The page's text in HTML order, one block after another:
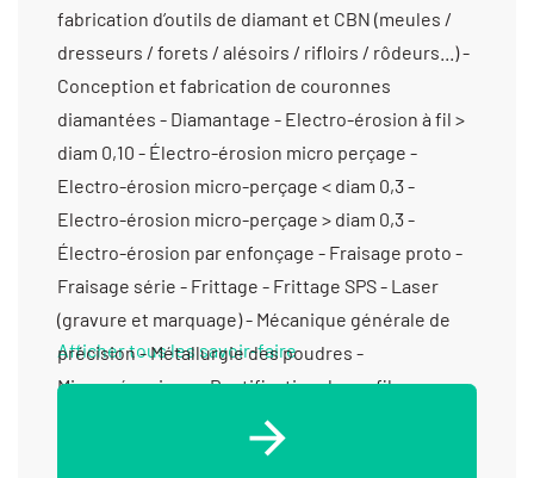
fabrication d’outils de diamant et CBN (meules /
dresseurs / forets / alésoirs / rifloirs / rôdeurs...) -
Conception et fabrication de couronnes
diamantées - Diamantage - Electro-érosion à fil >
diam 0,10 - Électro-érosion micro perçage -
Electro-érosion micro-perçage < diam 0,3 -
Electro-érosion micro-perçage > diam 0,3 -
Électro-érosion par enfonçage - Fraisage proto -
Fraisage série - Frittage - Frittage SPS - Laser
(gravure et marquage) - Mécanique générale de
précision - Métallurgie des poudres -
Micromécanique - Rectification de profils -
Rectification plane - Rétrofit d’outils
Afficher tous les savoir-faire